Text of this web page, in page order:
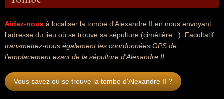
Aidez-nous à localiser la tombe d'Alexandre II en nous envoyant
l'adresse du lieu où se trouve sa sépulture (cimétière...). Facultatif :
transmettez-nous également les coordonnées GPS de
l'emplacement exact de la sépulture d'Alexandre II
Vous savez où se trouve la tombe d'Alexandre II ?